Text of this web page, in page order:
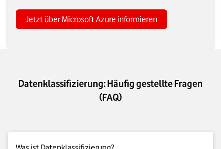
Jetzt über Microsoft Azure informieren
Datenklassifizierung: Häufig gestellte Fragen
(FAQ)